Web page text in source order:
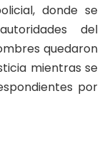
donde se
del
quedaron
mientras se
por